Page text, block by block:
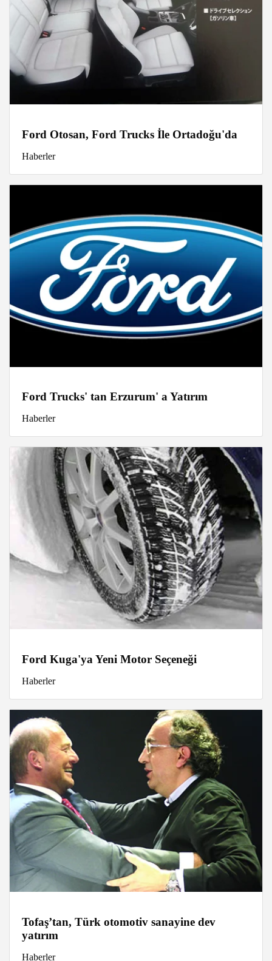
Ford Otosan, Ford Trucks İle Ortadoğu'da
Haberler
Ford Trucks' tan Erzurum' a Yatırım
Haberler
Ford Kuga'ya Yeni Motor Seçeneği
Haberler
Tofaş’tan, Türk otomotiv sanayine dev
yatırım
Haberler